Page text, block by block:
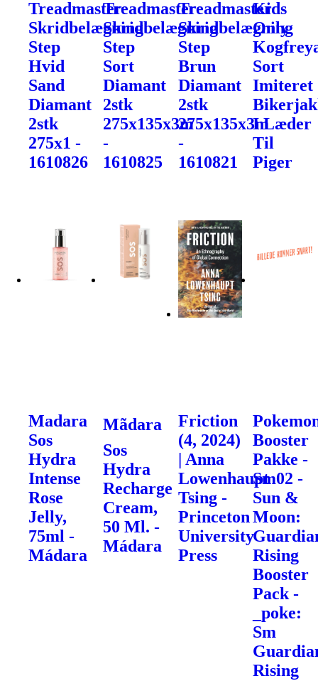
Treadmaster
Skridbelægning
Step
Hvid
Sand
Diamant
2stk
275x1 -
1610826
Treadmaster
Skridbelægning
Step
Sort
Diamant
2stk
275x135x3m
-
1610825
Treadmaster
Skridbelægning
Step
Brun
Diamant
2stk
275x135x3m
-
1610821
Kids
Only
Sort
Imiteret
I Læder
Til
Piger
Madara
Sos
Hydra
Intense
Rose
Jelly,
75ml -
Mádara
Mãdara
Sos
Hydra
Recharge
Cream,
50 Ml. -
Mádara
Friction
(4, 2024)
| Anna
Lowenhaupt
Tsing -
Princeton
University
Press
Booster
Pakke -
Sm02 -
Sun &
Moon:
Rising
Booster
Pack -
_poke:
Sm
Rising